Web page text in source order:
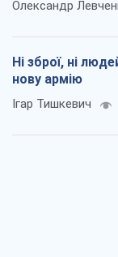
Олександр
Ні зброї, ні
нову армію
Ігар Тишкевич